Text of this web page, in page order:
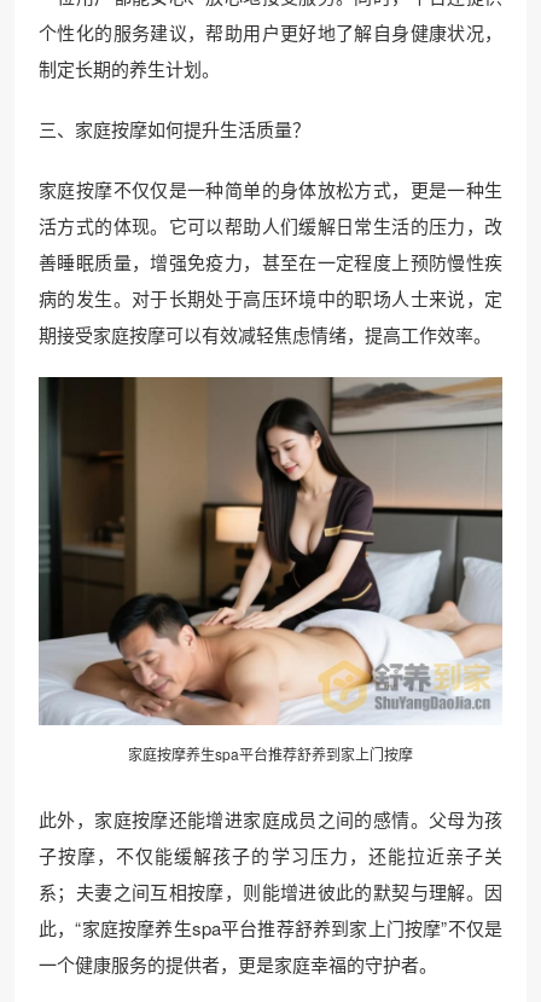
个性化的服务建议，帮助用户更好地了解自身健康状况，
制定长期的养生计划。
三、家庭按摩如何提升生活质量？
家庭按摩不仅仅是一种简单的身体放松方式，更是一种生
活方式的体现。它可以帮助人们缓解日常生活的压力，改
善睡眠质量，增强免疫力，甚至在一定程度上预防慢性疾
病的发生。对于长期处于高压环境中的职场人士来说，定
期接受家庭按摩可以有效减轻焦虑情绪，提高工作效率。
家庭按摩养生spa平台推荐舒养到家上门按摩
此外，家庭按摩还能增进家庭成员之间的感情。父母为孩
子按摩，不仅能缓解孩子的学习压力，还能拉近亲子关
系；夫妻之间互相按摩，则能增进彼此的默契与理解。因
此，“家庭按摩养生spa平台推荐舒养到家上门按摩”不仅是
一个健康服务的提供者，更是家庭幸福的守护者。